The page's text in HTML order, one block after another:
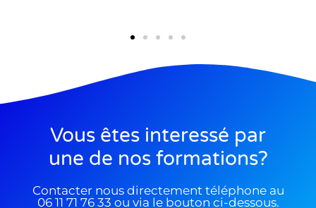
Vous êtes interessé par
une de nos formations?
Contacter nous directement téléphone au
06 11 71 76 33 ou via le bouton ci-dessous.